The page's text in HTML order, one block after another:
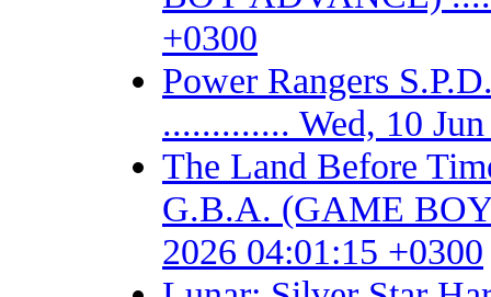
+0300
Power Rangers
............. Wed, 10
The Land Before
G.B.A. (GAME
2026 04:01:15 +0300